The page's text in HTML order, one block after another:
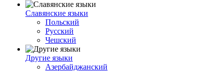
Славянские языки
Польский
Русский
Чешский
Другие языки
Азербайджанский